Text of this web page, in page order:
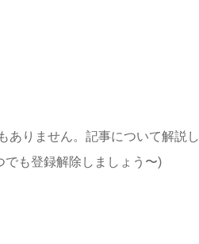
ありません。記事について解説し
も登録解除しましょう〜)